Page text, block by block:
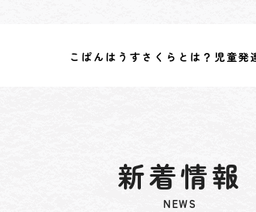
こぱんはうすさくらとは？ 児童発
新着情報
NEWS